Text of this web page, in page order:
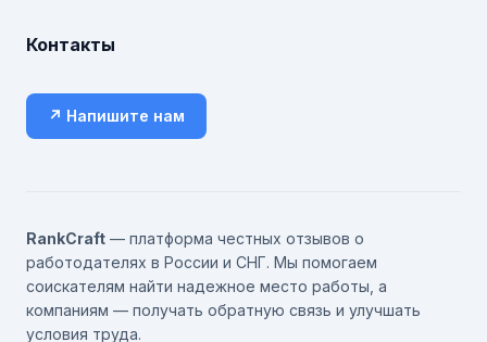
Контакты
↗ Напишите нам
RankCraft — платформа честных отзывов о
работодателях в России и СНГ. Мы помогаем
соискателям найти надежное место работы, а
компаниям — получать обратную связь и улучшать
условия труда.